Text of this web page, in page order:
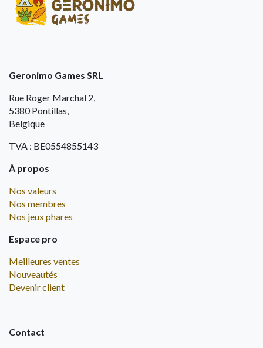
Geronimo Games SRL
Rue Roger Marchal 2,
5380 Pontillas,
Belgique
TVA : BE0554855143
À propos
Nos valeurs
Nos membres
Nos jeux phares
Espace pro
Meilleures ventes
Nouveautés
Devenir client
Contact